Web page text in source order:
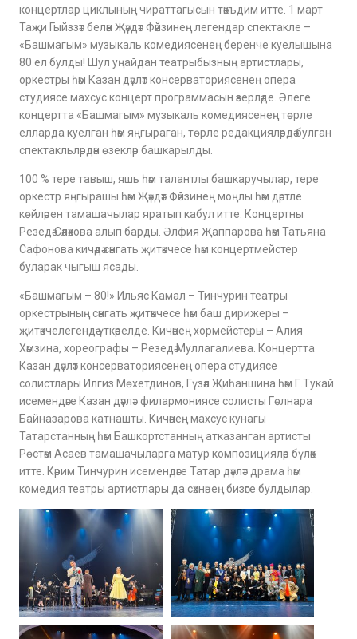
концертлар циклының чираттагысын тәкъдим итте. 1 март
Таҗи Гыйззәт белән Җәүдәт Фәйзинең легендар спектакле –
«Башмагым» музыкаль комедиясенең беренче куелышына
80 ел булды! Шул уңайдан театрыбызның артистлары,
оркестры һәм Казан дәүләт консерваториясенең опера
студиясе махсус концерт программасын әзерләде. Әлеге
концертта «Башмагым» музыкаль комедиясенең төрле
елларда куелган һәм яңгыраган, төрле редакцияләрдә булган
спектакльләрдән өзекләр башкарылды.
100 % тере тавыш, яшь һәм талантлы башкаручылар, тере
оркестр яңгырашы һәм Җәүдәт Фәйзинең моңлы һәм дәртле
көйләрен тамашачылар яратып кабул итте. Концертны
Резедә Сәләхова алып барды. Әлфия Җаппарова һәм Татьяна
Сафонова кичәдә сәнгать җитәкчесе һәм концертмейстер
буларак чыгыш ясады.
«Башмагым – 80!» Ильяс Камал – Тинчурин театры
оркестрының сәнгать җитәкчесе һәм баш дирижеры –
җитәкчелегендә үткәрелде. Кичәнең хормейстеры – Алия
Хәмзина, хореографы – Резедә Муллагалиева. Концертта
Казан дәүләт консерваториясенең опера студиясе
солистлары Илгиз Мөхетдинов, Гүзәл Җиһаншина һәм Г.Тукай
исемендәге Казан дәүләт филармониясе солисты Гөлнара
Байназарова катнашты. Кичәнең махсус кунагы
Татарстанның һәм Башкортстанның атказанган артисты
Рөстәм Асаев тамашачыларга матур композицияләр бүләк
итте. Кәрим Тинчурин исемендәге Татар дәүләт драма һәм
комедия театры артистлары да сәхнәнең бизәге булдылар.